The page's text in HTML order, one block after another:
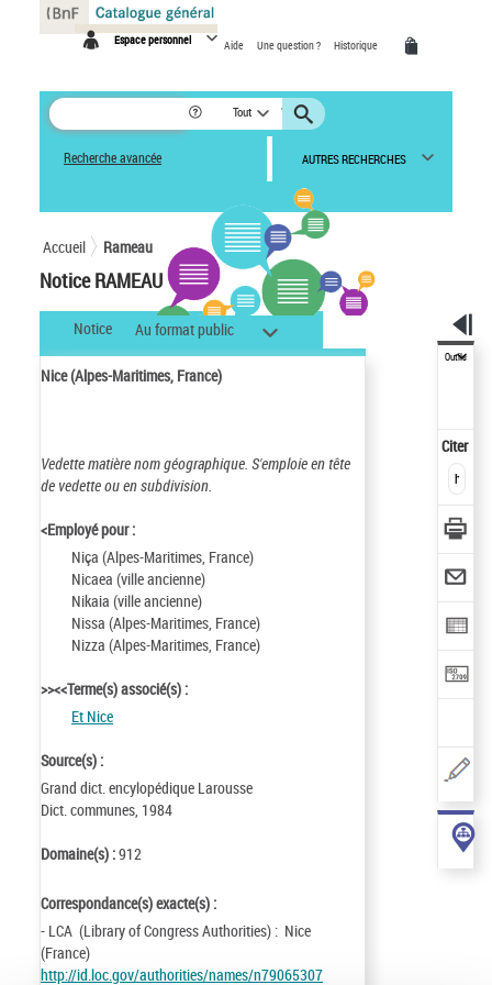
Espace personnel Aide Une question ? Historique
Tout
Recherche avancée AUTRES RECHERCHES
Accueil Rameau
Notice RAMEAU
Notice Au format public
Nice (Alpes-Maritimes, France)
Vedette matière nom géographique. S'emploie en tête
de vedette ou en subdivision.
<Employé pour :
Niça (Alpes-Maritimes, France)
Nicaea (ville ancienne)
Nikaia (ville ancienne)
Nissa (Alpes-Maritimes, France)
Nizza (Alpes-Maritimes, France)
>><<Terme(s) associé(s) :
Et Nice
Source(s) :
Grand dict. encylopédique Larousse
Dict. communes, 1984
Domaine(s) :912
Correspondance(s) exacte(s) :
- LCA (Library of Congress Authorities) : Nice
(France)
http://id.loc.gov/authorities/names/n79065307
Outils
Citer
Panneau de gestion des cookies